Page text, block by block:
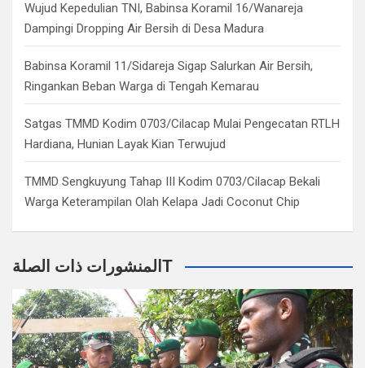
Wujud Kepedulian TNI, Babinsa Koramil 16/Wanareja
Dampingi Dropping Air Bersih di Desa Madura
Babinsa Koramil 11/Sidareja Sigap Salurkan Air Bersih,
Ringankan Beban Warga di Tengah Kemarau
Satgas TMMD Kodim 0703/Cilacap Mulai Pengecatan RTLH
Hardiana, Hunian Layak Kian Terwujud
TMMD Sengkuyung Tahap III Kodim 0703/Cilacap Bekali
Warga Keterampilan Olah Kelapa Jadi Coconut Chip
المنشورات ذات الصلةT